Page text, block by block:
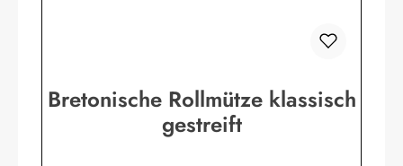
Bretonische Rollmütze klassisch
gestreift